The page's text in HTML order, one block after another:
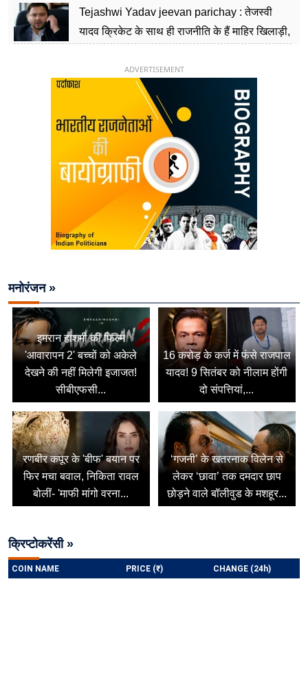
Tejashwi Yadav jeevan parichay : तेजस्वी
यादव क्रिकेट के साथ ही राजनीति के हैं माहिर खिलाड़ी,
ADVERTISEMENT
मनोरंजन »
इमरान हाशमी की फिल्म
'आवारापन 2' बच्चों को अकेले
देखने की नहीं मिलेगी इजाजत!
सीबीएफसी...
16 करोड़ के कर्ज में फंसे राजपाल
यादव! 9 सितंबर को नीलाम होंगी
दो संपत्तियां,...
रणबीर कपूर के 'बीफ' बयान पर
फिर मचा बवाल, निकिता रावल
बोलीं- 'माफी मांगो वरना...
‘गजनी’ के खतरनाक विलेन से
लेकर ‘छावा’ तक दमदार छाप
छोड़ने वाले बॉलीवुड के मशहूर...
क्रिप्टोकरेंसी »